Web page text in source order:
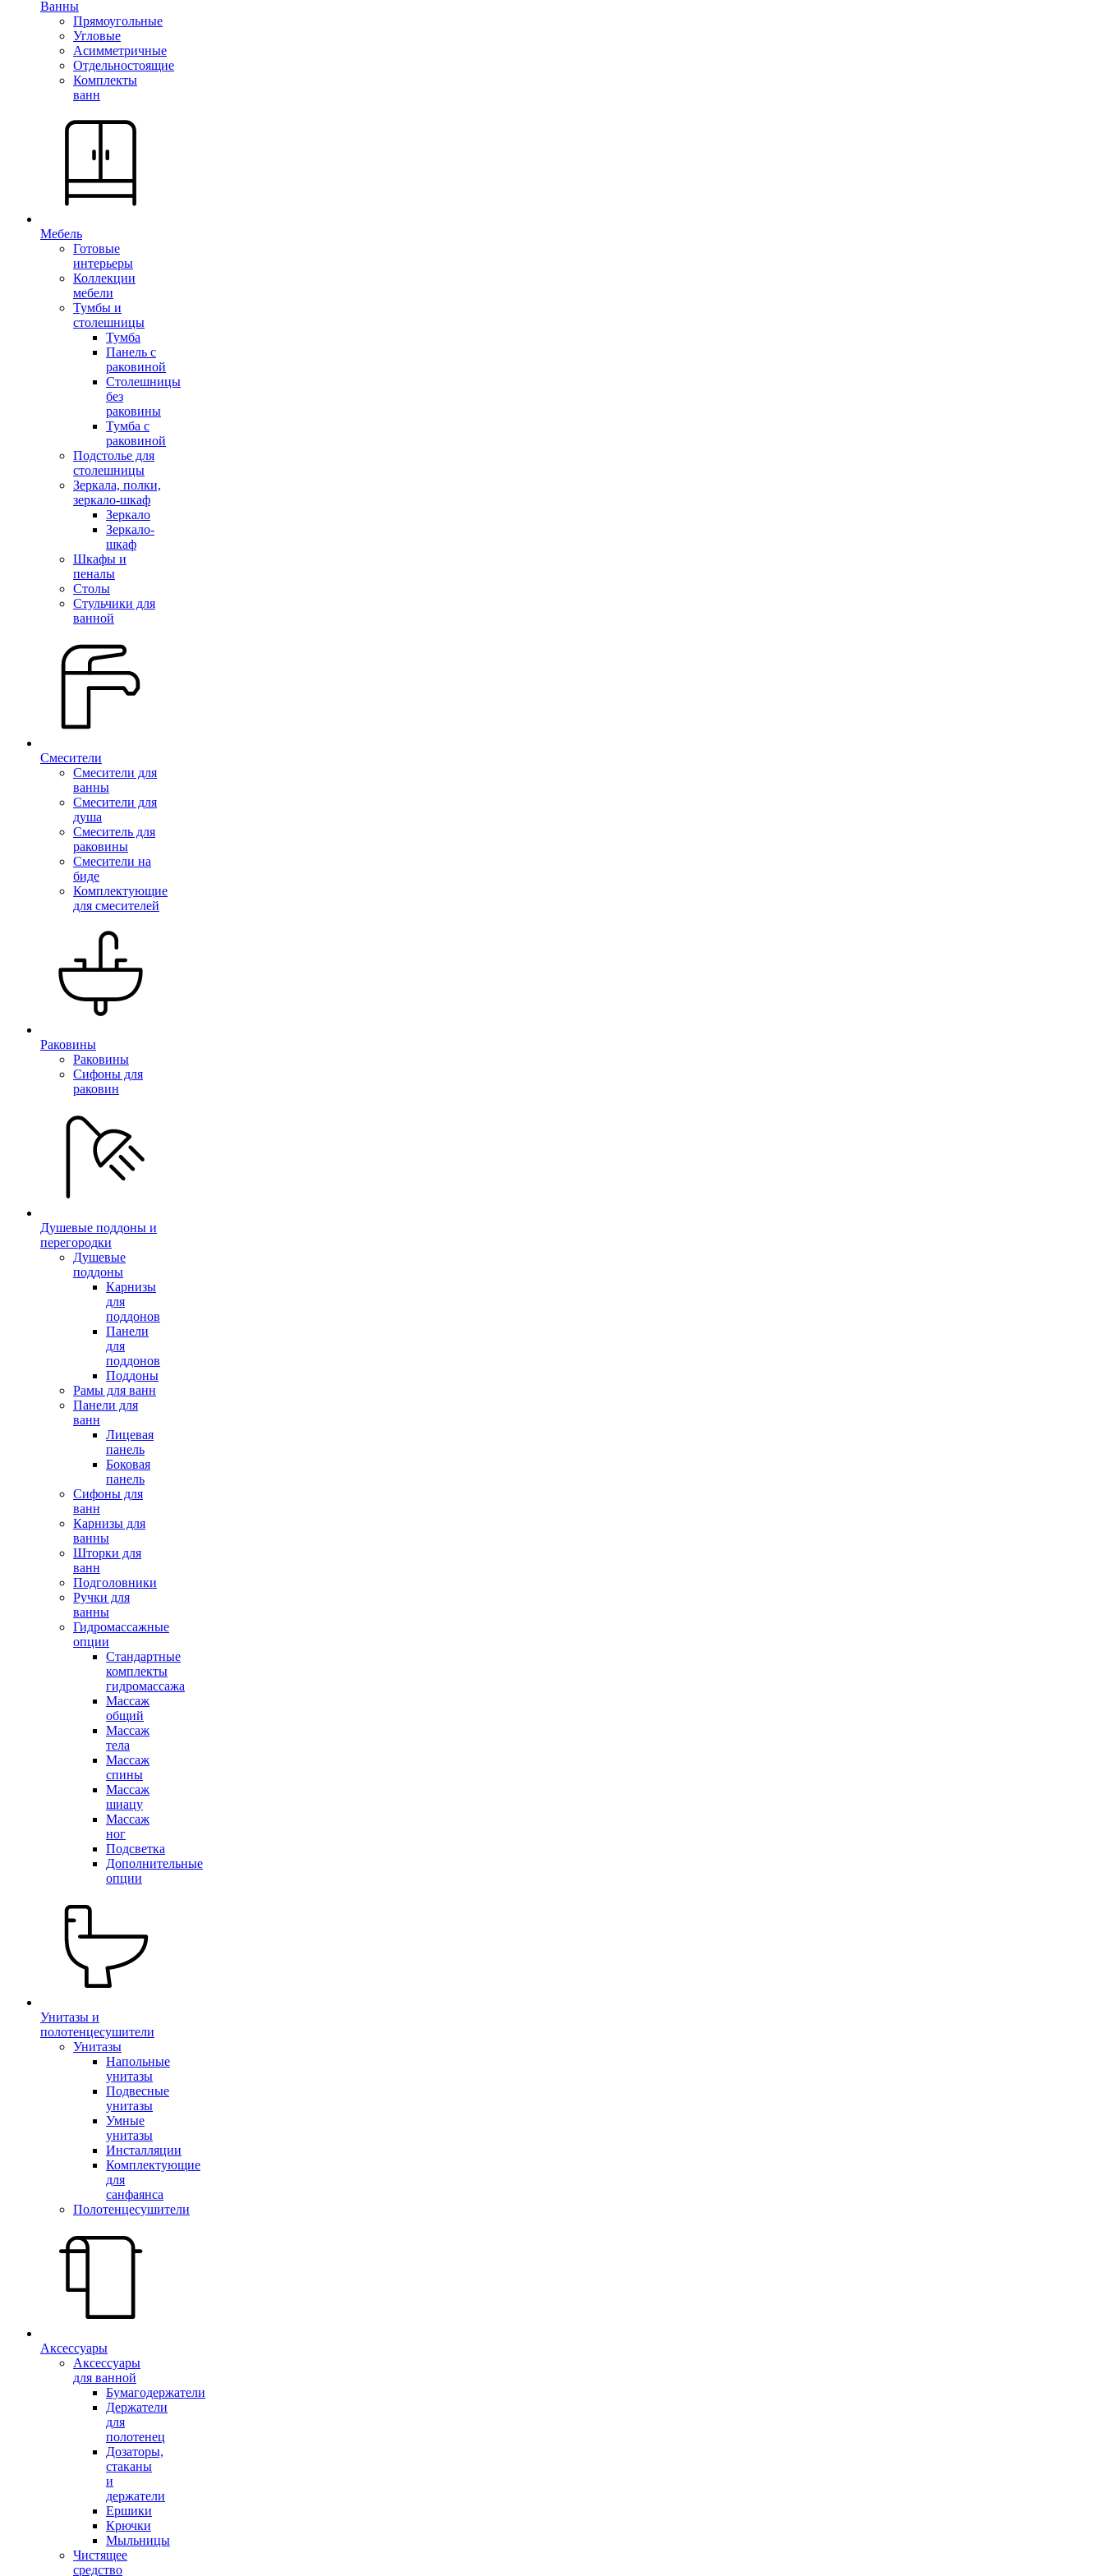
Ванны
Прямоугольные
Угловые
Асимметричные
Отдельностоящие
Комплекты
ванн
Мебель
Готовые
интерьеры
Коллекции
мебели
Тумбы и
столешницы
Тумба
Панель с
раковиной
Столешницы
без
раковины
Тумба с
раковиной
Подстолье для
столешницы
Зеркала, полки,
зеркало-шкаф
Зеркало
Зеркало-
шкаф
Шкафы и
пеналы
Столы
Стульчики для
ванной
Смесители
Смесители для
ванны
Смесители для
душа
Смеситель для
раковины
Смесители на
биде
Комплектующие
для смесителей
Раковины
Раковины
Сифоны для
раковин
Душевые поддоны и
перегородки
Душевые
поддоны
Карнизы
для
поддонов
Панели
для
поддонов
Поддоны
Рамы для ванн
Панели для
ванн
Лицевая
панель
Боковая
панель
Сифоны для
ванн
Карнизы для
ванны
Шторки для
ванн
Подголовники
Ручки для
ванны
Гидромассажные
опции
Стандартные
комплекты
гидромассажа
Массаж
общий
Массаж
тела
Массаж
спины
Массаж
шиацу
Массаж
ног
Подсветка
Дополнительные
опции
Унитазы и
полотенцесушители
Унитазы
Напольные
унитазы
Подвесные
унитазы
Умные
унитазы
Инсталляции
Комплектующие
для
санфаянса
Полотенцесушители
Аксессуары
Аксессуары
для ванной
Бумагодержатели
Держатели
для
полотенец
Дозаторы,
стаканы
и
держатели
Ершики
Крючки
Мыльницы
Чистящее
средство